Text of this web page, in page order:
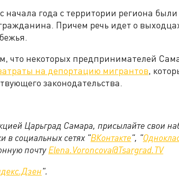
начала года с территории региона были
Причем речь идет о
что некоторых предпринимателей
на депортацию мигрантов,
законодательства.
Царьград Самара, присылайте свои
в социальных сетях "ВКонтакте", "
почту Elena.Voroncova@Tsargrad.TV
".